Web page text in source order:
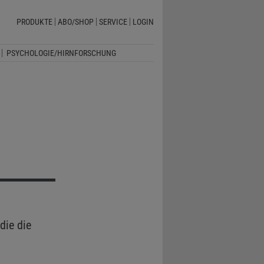
PRODUKTE ABO/SHOP SERVICE LOGIN
PSYCHOLOGIE/HIRNFORSCHUNG
die